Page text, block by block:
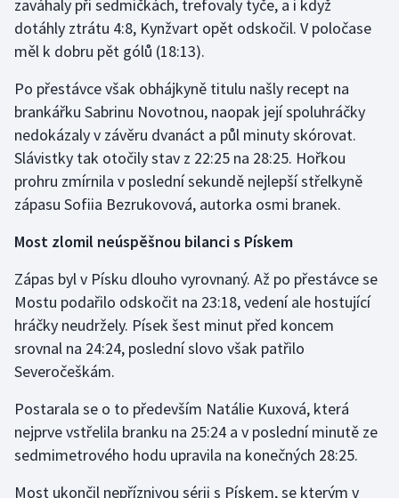
Moderní pětiboj
Motorsport
Olympijské hry
Parasport
Plavání
Plážový volejbal
Ragby
Rychlobruslení
Rychlostní kanoistika
Short track
zaváhaly při sedmičkách, trefovaly tyče, a i když
dotáhly ztrátu 4:8, Kynžvart opět odskočil. V poločase
měl k dobru pět gólů (18:13).
Po přestávce však obhájkyně titulu našly recept na
brankářku Sabrinu Novotnou, naopak její spoluhráčky
nedokázaly v závěru dvanáct a půl minuty skórovat.
Slávistky tak otočily stav z 22:25 na 28:25. Hořkou
prohru zmírnila v poslední sekundě nejlepší střelkyně
zápasu Sofiia Bezrukovová, autorka osmi branek.
Most zlomil neúspěšnou bilanci s Pískem
Zápas byl v Písku dlouho vyrovnaný. Až po přestávce se
Mostu podařilo odskočit na 23:18, vedení ale hostující
hráčky neudržely. Písek šest minut před koncem
srovnal na 24:24, poslední slovo však patřilo
Severočeškám.
Postarala se o to především Natálie Kuxová, která
nejprve vstřelila branku na 25:24 a v poslední minutě ze
sedmimetrového hodu upravila na konečných 28:25.
Most ukončil nepříznivou sérii s Pískem, se kterým v